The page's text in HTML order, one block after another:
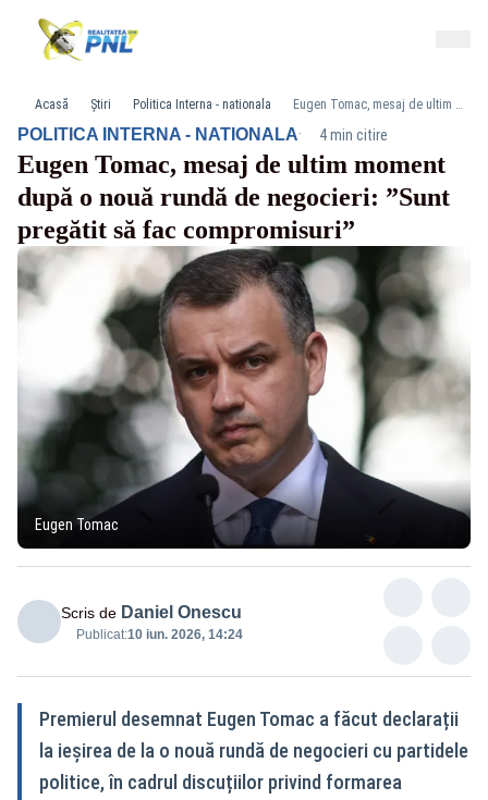
Acasă Știri Politica Interna - nationala Eugen Tomac, mesaj de ultim moment după o nouă rundă de negocieri: ”Sunt pregătit să fac compromisuri”
POLITICA INTERNA - NATIONALA· 4 min citire
Eugen Tomac, mesaj de ultim moment
după o nouă rundă de negocieri: ”Sunt
pregătit să fac compromisuri”
Eugen Tomac
Scris de Daniel Onescu
Publicat:10 iun. 2026, 14:24
Premierul desemnat Eugen Tomac a făcut declarații
la ieșirea de la o nouă rundă de negocieri cu partidele
politice, în cadrul discuțiilor privind formarea